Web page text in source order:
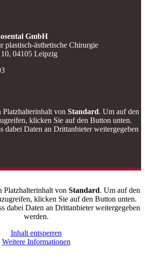
GmbH
plastisch-ästhetische Chirurgie
04105 Leipzig
Platzhalterinhalt von Standard. Um auf den
klicken Sie auf den Button unten.
dabei Daten an Drittanbieter weitergegeben
Platzhalterinhalt von Standard. Um auf den
klicken Sie auf den Button unten.
dabei Daten an Drittanbieter weitergegeben
werden.
Inhalt entsperren
Weitere Informationen